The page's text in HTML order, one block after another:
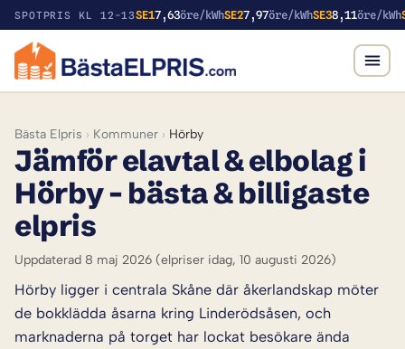
SPOTPRIS KL 12-13SE17,63öre/kWhSE27,97öre/kWhSE38,11öre/kWh
Bästa Elpris › Kommuner › Hörby
Jämför elavtal & elbolag i
Hörby – bästa & billigaste
elpris
Uppdaterad 8 maj 2026 (elpriser idag, 10 augusti 2026)
Hörby ligger i centrala Skåne där åkerlandskap möter
de bokklädda åsarna kring Linderödsåsen, och
marknaderna på torget har lockat besökare ända